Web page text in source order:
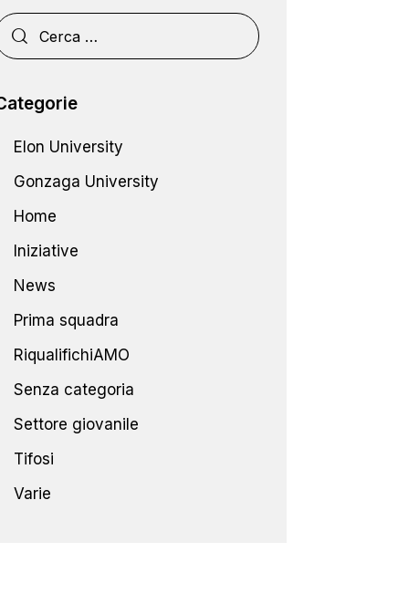
Elon University
Gonzaga University
Home
Iniziative
News
Prima squadra
RiqualifichiAMO
Senza categoria
Settore giovanile
Tifosi
Varie